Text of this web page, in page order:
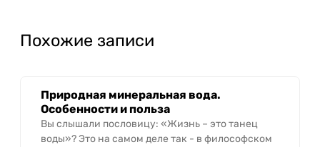
Похожие записи
Природная минеральная вода.
Особенности и польза
Вы слышали пословицу: «Жизнь – это танец
воды»? Это на самом деле так - в философском